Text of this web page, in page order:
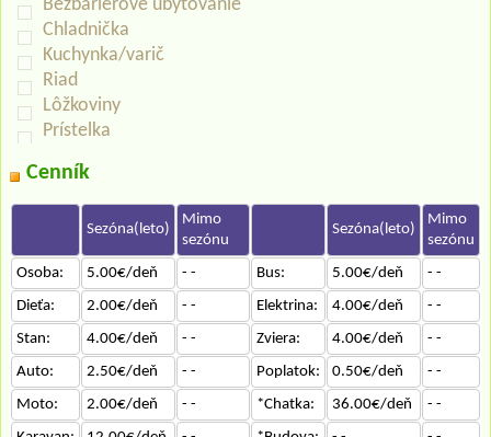
Bezbariérové ubytovanie
Chladnička
Kuchynka/varič
Riad
Lôžkoviny
Prístelka
Cenník
Sezóna(leto)
Mimo
sezónu
Sezóna(leto)
Mimo
sezónu
Osoba:
5.00€/deň - - Bus: 5.00€/deň
- -
Dieťa:
2.00€/deň - - Elektrina: 4.00€/deň
- -
Stan:
4.00€/deň - - Zviera: 4.00€/deň
- -
Auto:
2.50€/deň - - Poplatok: 0.50€/deň
- -
Moto:
2.00€/deň - - *Chatka: 36.00€/deň
- -